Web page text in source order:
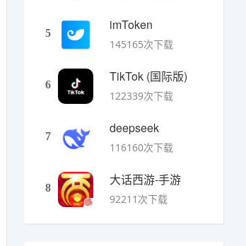
5
imToken
145165次下载
6
TikTok (国际版)
122339次下载
7
deepseek
116160次下载
8
大话西游-手游
92211次下载